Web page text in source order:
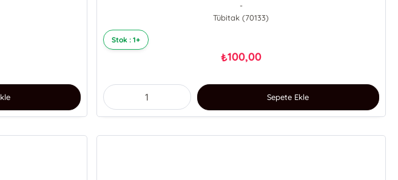
-
Tübitak (70133)
Stok : 1+
₺100,00
Sepete Ekle